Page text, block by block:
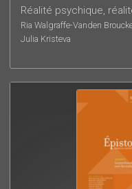
Réalité psychique,
Ria Walgraffe-Vanden
Julia Kristeva